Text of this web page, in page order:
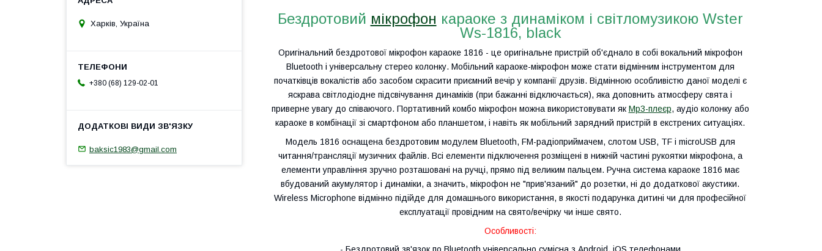
Бездротовий мікрофон караоке з динаміком і світломузикою Wster
Ws-1816, black
Оригінальний бездротової мікрофон караоке 1816 - це оригінальне пристрій об'єднало в собі вокальний мікрофон
Bluetooth і універсальну стерео колонку. Мобільний караоке-мікрофон може стати відмінним інструментом для
початківців вокалістів або засобом скрасити приємний вечір у компанії друзів. Відмінною особливістю даної моделі є
яскрава світлодіодне підсвічування динаміків (при бажанні відключається), яка доповнить атмосферу свята і
приверне увагу до співаючого. Портативний комбо мікрофон можна використовувати як Mp3-плеєр, аудіо колонку або
караоке в комбінації зі смартфоном або планшетом, і навіть як мобільний зарядний пристрій в екстрених ситуаціях.
Модель 1816 оснащена бездротовим модулем Bluetooth, FM-радіоприймачем, слотом USB, TF і microUSB для
читання/трансляції музичних файлів. Всі елементи підключення розміщені в нижній частині рукоятки мікрофона, а
елементи управління зручно розташовані на ручці, прямо під великим пальцем. Ручна система караоке 1816 має
вбудований акумулятор і динаміки, а значить, мікрофон не "прив'язаний" до розетки, ні до додаткової акустики.
Wireless Microphone відмінно підійде для домашнього використання, в якості подарунка дитині чи для професійної
експлуатації провідним на свято/вечірку чи інше свято.
Особливості:
Харків, Україна
+380 (68) 129-02-01
baksic1983@gmail.com